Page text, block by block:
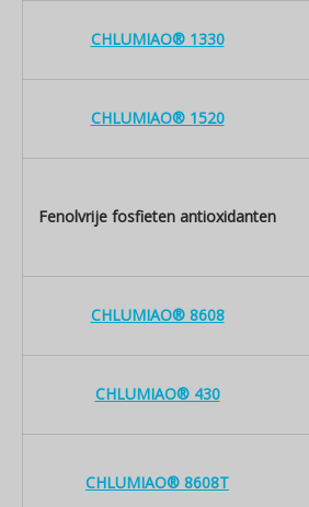
CHLUMIAO® 1330
CHLUMIAO® 1520
Fenolvrije fosfieten antioxidanten
CHLUMIAO® 8608
CHLUMIAO® 430
CHLUMIAO® 8608T